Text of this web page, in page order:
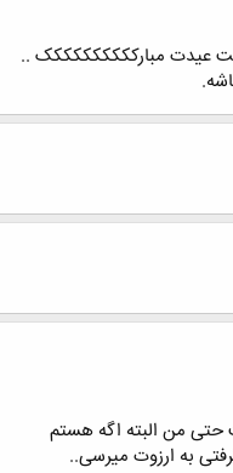
عیدت مبارکککککککککک ..
حتی من البته اگه هستم
به ارزوت میرسی..